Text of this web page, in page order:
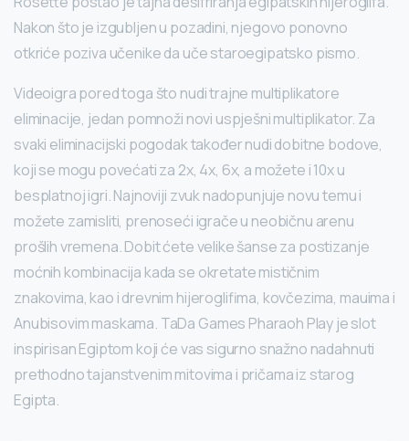
Nakon što je izgubljen u pozadini, njegovo ponovno
otkriće poziva učenike da uče staroegipatsko pismo.
Videoigra pored toga što nudi trajne multiplikatore
eliminacije, jedan pomnoži novi uspješni multiplikator. Za
svaki eliminacijski pogodak također nudi dobitne bodove,
koji se mogu povećati za 2x, 4x, 6x, a možete i 10x u
besplatnoj igri. Najnoviji zvuk nadopunjuje novu temu i
možete zamisliti, prenoseći igrače u neobičnu arenu
prošlih vremena. Dobit ćete velike šanse za postizanje
moćnih kombinacija kada se okretate mističnim
znakovima, kao i drevnim hijeroglifima, kovčezima, mauima i
Anubisovim maskama. TaDa Games Pharaoh Play je slot
inspirisan Egiptom koji će vas sigurno snažno nadahnuti
prethodno tajanstvenim mitovima i pričama iz starog
Egipta.